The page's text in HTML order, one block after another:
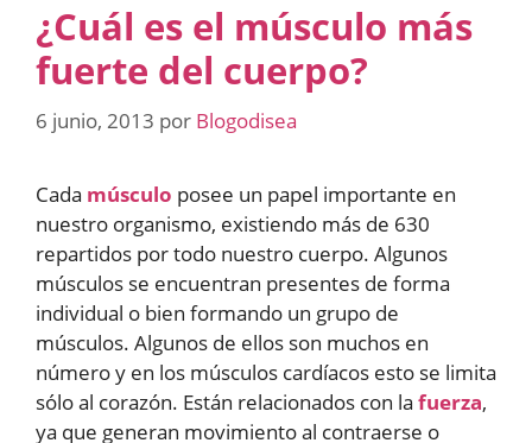
¿Cuál es el músculo más
fuerte del cuerpo?
6 junio, 2013 por Blogodisea
Cada músculo posee un papel importante en
nuestro organismo, existiendo más de 630
repartidos por todo nuestro cuerpo. Algunos
músculos se encuentran presentes de forma
individual o bien formando un grupo de
músculos. Algunos de ellos son muchos en
número y en los músculos cardíacos esto se limita
sólo al corazón. Están relacionados con la fuerza,
ya que generan movimiento al contraerse o